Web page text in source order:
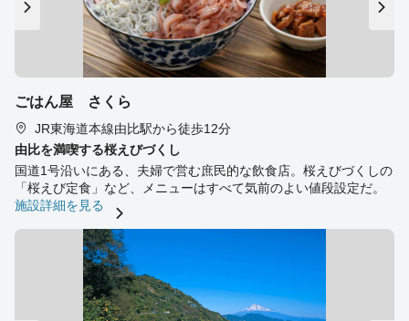
ごはん屋 さくら
JR東海道本線由比駅から徒歩12分
由比を満喫する桜えびづくし
国道1号沿いにある、夫婦で営む庶民的な飲食店。桜えびづくしの
「桜えび定食」など、メニューはすべて気前のよい値段設定だ。
施設詳細を見る